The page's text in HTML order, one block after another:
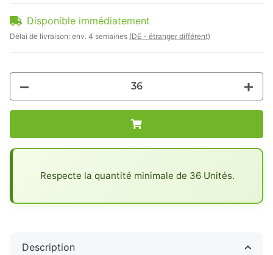
Disponible immédiatement
Délai de livraison: env. 4 semaines (DE - étranger différent)
Respecte la quantité minimale de 36 Unités.
Description